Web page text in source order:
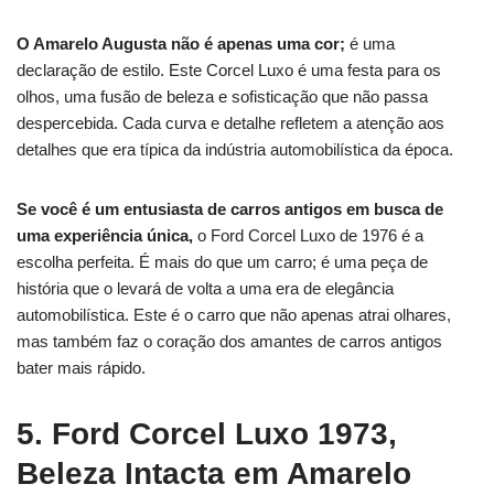
O Amarelo Augusta não é apenas uma cor; é uma
declaração de estilo. Este Corcel Luxo é uma festa para os
olhos, uma fusão de beleza e sofisticação que não passa
despercebida. Cada curva e detalhe refletem a atenção aos
detalhes que era típica da indústria automobilística da época.
Se você é um entusiasta de carros antigos em busca de
uma experiência única, o Ford Corcel Luxo de 1976 é a
escolha perfeita. É mais do que um carro; é uma peça de
história que o levará de volta a uma era de elegância
automobilística. Este é o carro que não apenas atrai olhares,
mas também faz o coração dos amantes de carros antigos
bater mais rápido.
5. Ford Corcel Luxo 1973,
Beleza Intacta em Amarelo